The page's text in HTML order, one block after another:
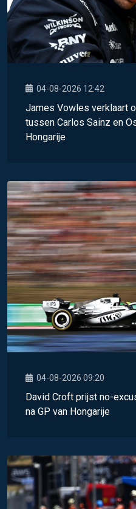
04-08-2026 12:42
James Vowles verklaart
tussen Carlos Sainz en
Hongarije
04-08-2026 09:20
David Croft prijst no-
na GP van Hongarije